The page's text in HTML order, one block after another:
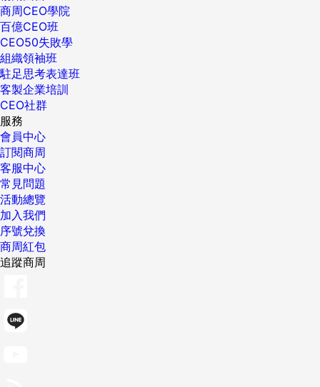
商周CEO學院
百億CEO班
CEO50失敗學
組織領袖班
駐足思考表達班
客製企業培訓
CEO社群
服務
會員中心
訂閱商周
客服中心
常見問題
活動總覽
加入我們
序號兌換
商周紅包
追蹤商周